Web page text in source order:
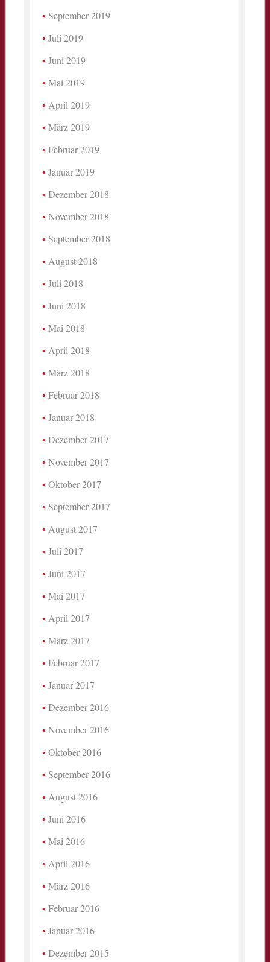
September 2019
Juli 2019
Juni 2019
Mai 2019
April 2019
März 2019
Februar 2019
Januar 2019
Dezember 2018
November 2018
September 2018
August 2018
Juli 2018
Juni 2018
Mai 2018
April 2018
März 2018
Februar 2018
Januar 2018
Dezember 2017
November 2017
Oktober 2017
September 2017
August 2017
Juli 2017
Juni 2017
Mai 2017
April 2017
März 2017
Februar 2017
Januar 2017
Dezember 2016
November 2016
Oktober 2016
September 2016
August 2016
Juni 2016
Mai 2016
April 2016
März 2016
Februar 2016
Januar 2016
Dezember 2015